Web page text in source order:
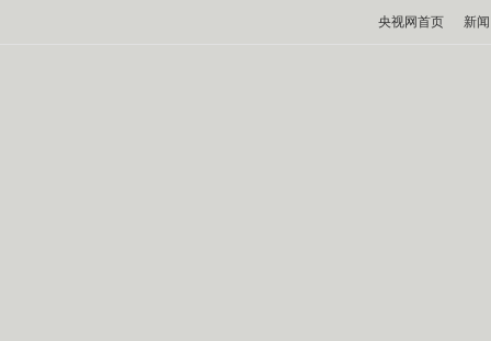
央视网首页 新闻